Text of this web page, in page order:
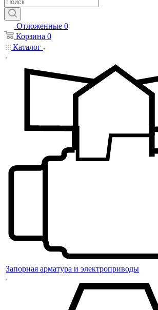
Отложенные 0
Корзина 0
Каталог
Запорная арматура и электроприводы